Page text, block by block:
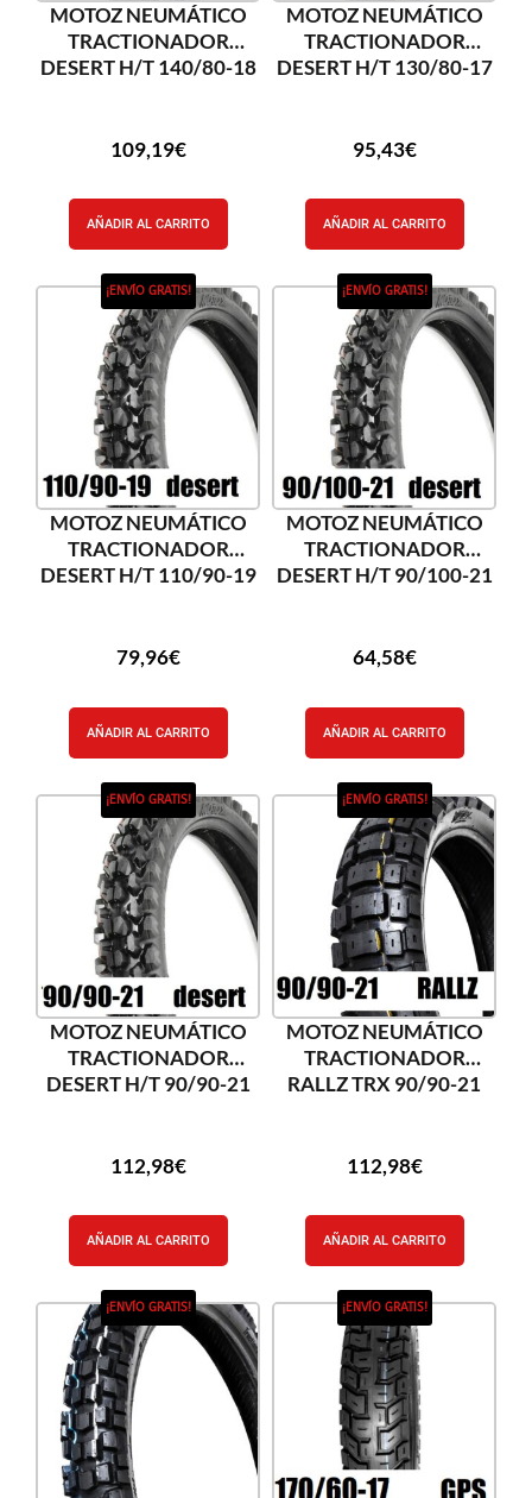
MOTOZ NEUMÁTICO
TRACTIONADOR
DESERT H/T 140/80-18
109,19€
AÑADIR AL CARRITO
MOTOZ NEUMÁTICO
TRACTIONADOR
DESERT H/T 130/80-17
95,43€
AÑADIR AL CARRITO
¡ENVÍO GRATIS!
MOTOZ NEUMÁTICO
TRACTIONADOR
DESERT H/T 110/90-19
79,96€
AÑADIR AL CARRITO
¡ENVÍO GRATIS!
MOTOZ NEUMÁTICO
TRACTIONADOR
DESERT H/T 90/100-21
64,58€
AÑADIR AL CARRITO
¡ENVÍO GRATIS!
MOTOZ NEUMÁTICO
TRACTIONADOR
DESERT H/T 90/90-21
112,98€
AÑADIR AL CARRITO
¡ENVÍO GRATIS!
MOTOZ NEUMÁTICO
TRACTIONADOR
RALLZ TRX 90/90-21
112,98€
AÑADIR AL CARRITO
¡ENVÍO GRATIS! ¡ENVÍO GRATIS!